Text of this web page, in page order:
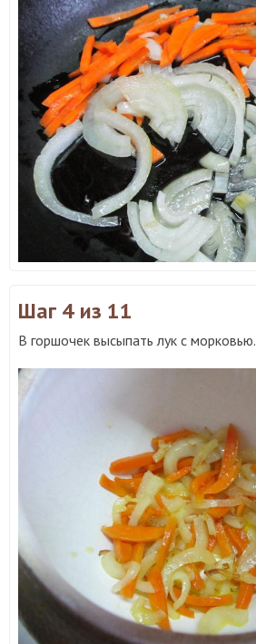
Шаг 4 из 11
В горшочек высыпать лук с морковью.